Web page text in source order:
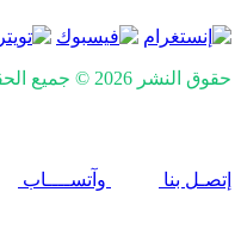
حقوق النشر 2026 © جميع الحقوق محفوظة
إتصـل بنا وآتســــاب